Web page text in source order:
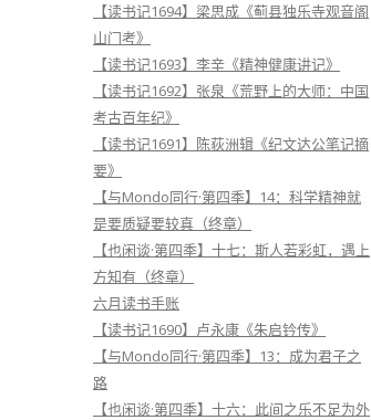
【读书记1694】梁思成《蓟县独乐寺观音阁
山门考》
【读书记1693】李辛《精神健康讲记》
【读书记1692】张泉《荒野上的大师：中国
考古百年纪》
【读书记1691】陈荻洲辑《纪文达公笔记摘
要》
【与Mondo同行·第四季】14：科学精神就
是要质疑要较真（终章）
【也闲谈·第四季】十七：斯人若彩虹，遇上
方知有（终章）
六月读书手账
【读书记1690】卢永康《朱启钤传》
【与Mondo同行·第四季】13：成为君子之
路
【也闲谈·第四季】十六：此间之乐不足为外